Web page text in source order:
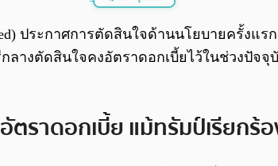
ประกาศการตัดสินใจด้านนโยบายครั้งแ
ลางตัดสินใจคงอัตราดอกเบี้ยไว้ในช่วงปัจ
ตราดอกเบี้ย แม้ทรัมป์เรียกร้